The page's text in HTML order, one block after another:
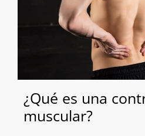
¿Qué es una
muscular?